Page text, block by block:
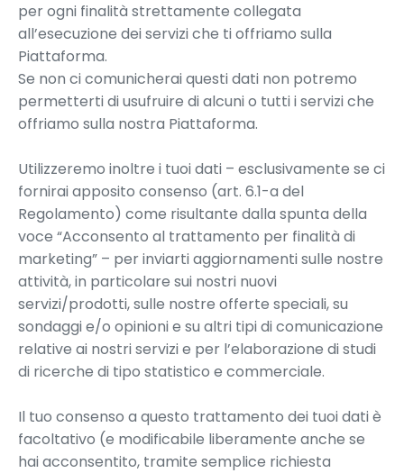
per ogni finalità strettamente collegata
all’esecuzione dei servizi che ti offriamo sulla
Piattaforma.
Se non ci comunicherai questi dati non potremo
permetterti di usufruire di alcuni o tutti i servizi che
offriamo sulla nostra Piattaforma.
Utilizzeremo inoltre i tuoi dati – esclusivamente se ci
fornirai apposito consenso (art. 6.1-a del
Regolamento) come risultante dalla spunta della
voce “Acconsento al trattamento per finalità di
marketing” – per inviarti aggiornamenti sulle nostre
attività, in particolare sui nostri nuovi
servizi/prodotti, sulle nostre offerte speciali, su
sondaggi e/o opinioni e su altri tipi di comunicazione
relative ai nostri servizi e per l’elaborazione di studi
di ricerche di tipo statistico e commerciale.
Il tuo consenso a questo trattamento dei tuoi dati è
facoltativo (e modificabile liberamente anche se
hai acconsentito, tramite semplice richiesta